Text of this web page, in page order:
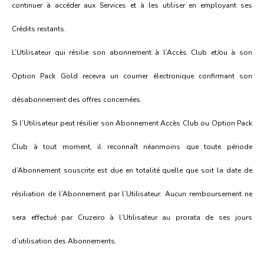
continuer à accéder aux Services et à les utiliser en employant ses
Crédits restants.
L’Utilisateur qui résilie son abonnement à l’Accès Club et/ou à son
Option Pack Gold recevra un courrier électronique confirmant son
désabonnement des offres concernées.
Si l’Utilisateur peut résilier son Abonnement Accès Club ou Option Pack
Club à tout moment, il reconnaît néanmoins que toute période
d’Abonnement souscrite est due en totalité quelle que soit la date de
résiliation de l’Abonnement par l’Utilisateur. Aucun remboursement ne
sera effectué par Cruzeiro à l’Utilisateur au prorata de ses jours
d’utilisation des Abonnements.